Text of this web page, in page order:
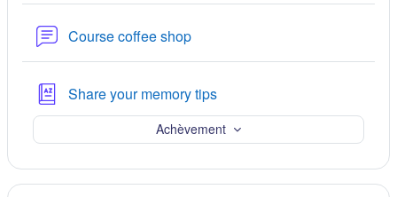
Course coffee shop
Share your memory tipsGlossaire
Achèvement